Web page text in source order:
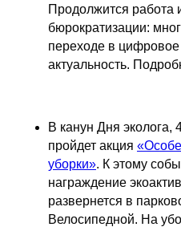
Продолжится работа
бюрократизации:
переходе в цифровое
актуальность.
В канун Дня эколога,
пройдет акция
уборки». К этому
награждение
развернется в
Велосипедной. На